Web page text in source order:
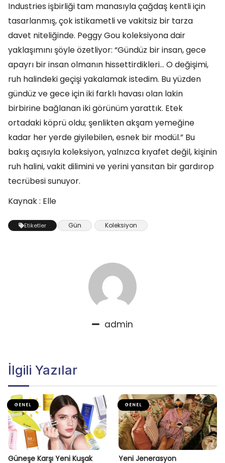
Industries işbirliği tam manasıyla çağdaş kentli için
tasarlanmış, çok istikametli ve vakitsiz bir tarza
davet niteliğinde. Peggy Gou koleksiyona dair
yaklaşımını şöyle özetliyor: “Gündüz bir insan, gece
apayrı bir insan olmanın hissettirdikleri… O değişimi,
ruh halindeki geçişi yakalamak istedim. Bu yüzden
gündüz ve gece için iki farklı havası olan lakin
birbirine bağlanan iki görünüm yarattık. Etek
ortadaki köprü oldu; şenlikten akşam yemeğine
kadar her yerde giyilebilen, esnek bir modül.” Bu
bakış açısıyla koleksiyon, yalnızca kıyafet değil, kişinin
ruh halini, vakit dilimini ve yerini yansıtan bir gardırop
tecrübesi sunuyor.
Kaynak : Elle
Etiketler Gün Koleksiyon
admin
İlgili Yazılar
GENEL
Güneşe Karşı Yeni Kuşak
GENEL
Yeni Jenerasyon